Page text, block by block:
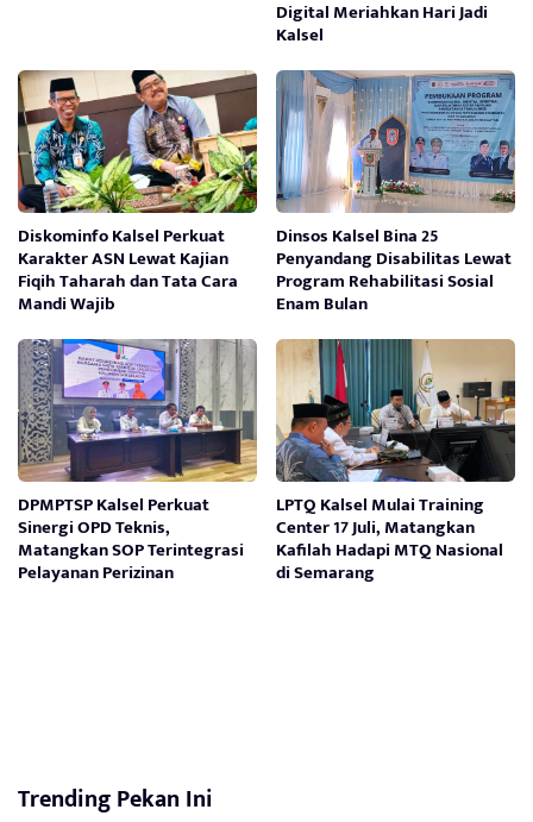
Digital Meriahkan Hari Jadi
Kalsel
Diskominfo Kalsel Perkuat
Karakter ASN Lewat Kajian
Fiqih Taharah dan Tata Cara
Mandi Wajib
Dinsos Kalsel Bina 25
Penyandang Disabilitas Lewat
Program Rehabilitasi Sosial
Enam Bulan
DPMPTSP Kalsel Perkuat
Sinergi OPD Teknis,
Matangkan SOP Terintegrasi
Pelayanan Perizinan
LPTQ Kalsel Mulai Training
Center 17 Juli, Matangkan
Kafilah Hadapi MTQ Nasional
di Semarang
Trending Pekan Ini